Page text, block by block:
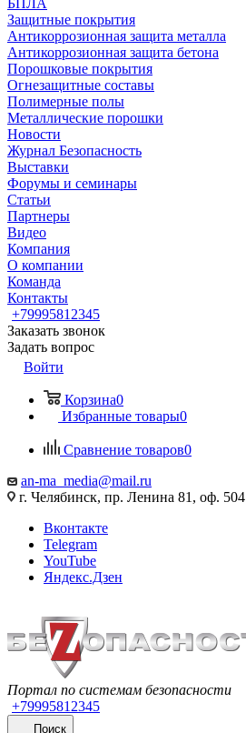
БПЛА
Защитные покрытия
Антикоррозионная защита металла
Антикоррозионная защита бетона
Порошковые покрытия
Огнезащитные составы
Полимерные полы
Металлические порошки
Новости
Журнал Безопасность
Выставки
Форумы и семинары
Статьи
Партнеры
Видео
Компания
О компании
Команда
Контакты
+79995812345
Заказать звонок
Задать вопрос
Войти
Корзина0
Избранные товары0
Сравнение товаров0
an-ma_media@mail.ru
г. Челябинск, пр. Ленина 81, оф. 504
Вконтакте
Telegram
YouTube
Яндекс.Дзен
Портал по системам безопасности
+79995812345
Поиск